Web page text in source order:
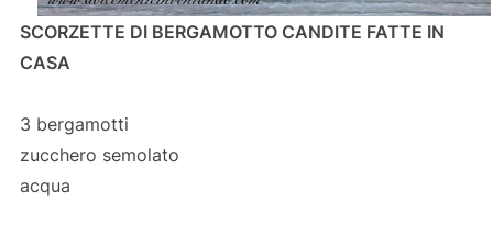
SCORZETTE DI BERGAMOTTO CANDITE FATTE IN
CASA
3 bergamotti
zucchero semolato
acqua